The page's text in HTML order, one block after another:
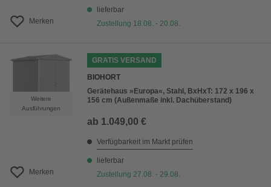
Merken
lieferbar
Zustellung 18.08. - 20.08.
Weitere
Ausführungen
Merken
GRATIS VERSAND
BIOHORT
Gerätehaus »Europa«, Stahl, BxHxT: 172 x 196 x
156 cm (Außenmaße inkl. Dachüberstand)
ab 1.049,00 €
Verfügbarkeit im Markt prüfen
lieferbar
Zustellung 27.08. - 29.08.